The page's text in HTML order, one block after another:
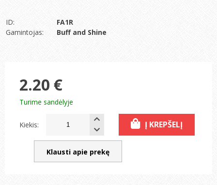
ID:
FA1R
Gamintojas:
Buff and Shine
2.20 €
Turime sandėlyje
Kiekis: Į KREPŠELĮ
Klausti apie prekę